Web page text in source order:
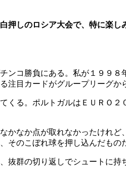
しのロシア大会で、特に楽し
ンコ勝負にある。私が１９９８
目カードがグループリーグか
くる。ポルトガルはＥＵＲＯ２
かなか点が取れなかったけれど
そのこぼれ球を押し込んだもの
抜群の切り返しでシュートに持